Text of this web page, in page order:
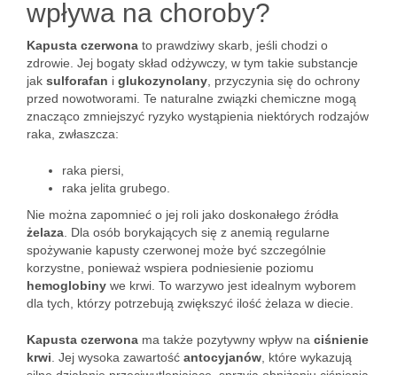
wpływa na choroby?
Kapusta czerwona to prawdziwy skarb, jeśli chodzi o
zdrowie. Jej bogaty skład odżywczy, w tym takie substancje
jak sulforafan i glukozynolany , przyczynia się do ochrony
przed nowotworami. Te naturalne związki chemiczne mogą
znacząco zmniejszyć ryzyko wystąpienia niektórych rodzajów
raka, zwłaszcza:
raka piersi,
raka jelita grubego.
Nie można zapomnieć o jej roli jako doskonałego źródła
żelaza . Dla osób borykających się z anemią regularne
spożywanie kapusty czerwonej może być szczególnie
korzystne, ponieważ wspiera podniesienie poziomu
hemoglobiny we krwi. To warzywo jest idealnym wyborem
dla tych, którzy potrzebują zwiększyć ilość żelaza w diecie.
Kapusta czerwona ma także pozytywny wpływ na ciśnienie
krwi . Jej wysoka zawartość antocyjanów , które wykazują